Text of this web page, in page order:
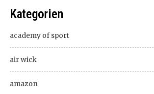
Kategorien
academy of sport
air wick
amazon